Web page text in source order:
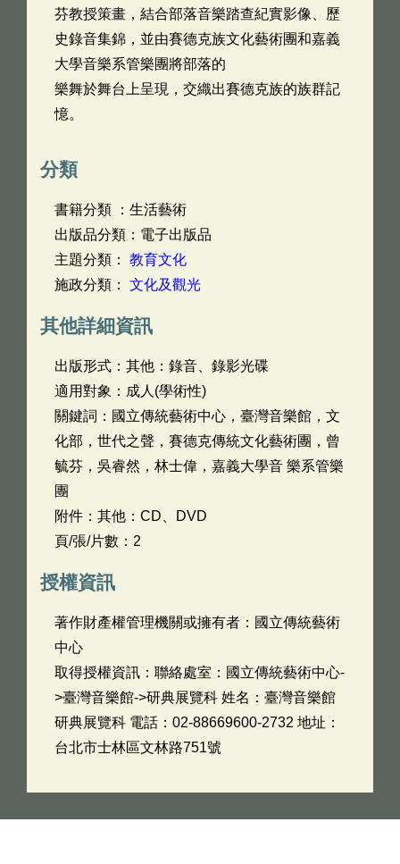
芬教授策畫，結合部落音樂踏查紀實影像、歷
史錄音集錦，並由賽德克族文化藝術團和嘉義
大學音樂系管樂團將部落的
樂舞於舞台上呈現，交織出賽德克族的族群記
憶。
分類
書籍分類 ：生活藝術
出版品分類：電子出版品
主題分類： 教育文化
施政分類： 文化及觀光
其他詳細資訊
出版形式：其他：錄音、錄影光碟
適用對象：成人(學術性)
關鍵詞：國立傳統藝術中心，臺灣音樂館，文
化部，世代之聲，賽德克傳統文化藝術團，曾
毓芬，吳睿然，林士偉，嘉義大學音 樂系管樂
團
附件：其他：CD、DVD
頁/張/片數：2
授權資訊
著作財產權管理機關或擁有者：國立傳統藝術
中心
取得授權資訊：聯絡處室：國立傳統藝術中心-
>臺灣音樂館->研典展覽科 姓名：臺灣音樂館
研典展覽科 電話：02-88669600-2732 地址：
台北市士林區文林路751號